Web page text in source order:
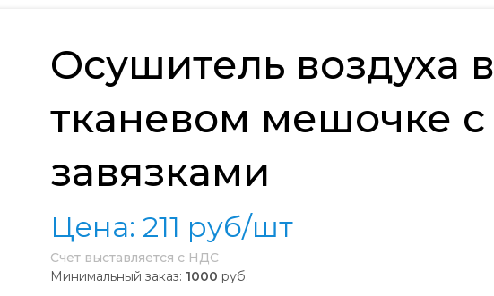
Осушитель воздуха в
тканевом мешочке с
завязками
Цена: 211 руб/шт
Счет выставляется с НДС
Минимальный заказ: 1000 руб.